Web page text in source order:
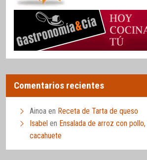
Comentarios recientes
Ainoa en Receta de Tarta de queso
Isabel en Ensalada de arroz con
cacahuete